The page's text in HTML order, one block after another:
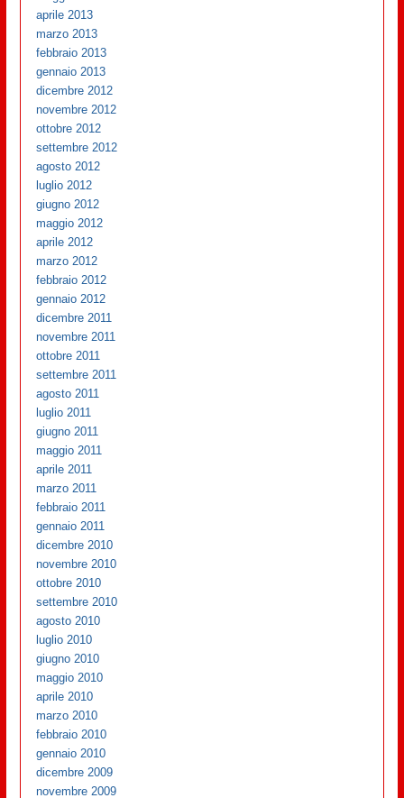
aprile 2013
marzo 2013
febbraio 2013
gennaio 2013
dicembre 2012
novembre 2012
ottobre 2012
settembre 2012
agosto 2012
luglio 2012
giugno 2012
maggio 2012
aprile 2012
marzo 2012
febbraio 2012
gennaio 2012
dicembre 2011
novembre 2011
ottobre 2011
settembre 2011
agosto 2011
luglio 2011
giugno 2011
maggio 2011
aprile 2011
marzo 2011
febbraio 2011
gennaio 2011
dicembre 2010
novembre 2010
ottobre 2010
settembre 2010
agosto 2010
luglio 2010
giugno 2010
maggio 2010
aprile 2010
marzo 2010
febbraio 2010
gennaio 2010
dicembre 2009
novembre 2009